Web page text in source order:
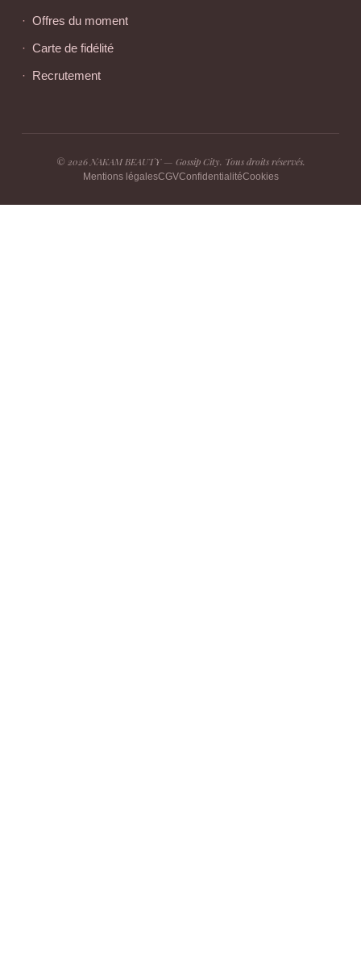
Offres du moment
Carte de fidélité
Recrutement
© 2026 NAKAM BEAUTY — Gossip City. Tous droits réservés.
Mentions légalesCGVConfidentialitéCookies